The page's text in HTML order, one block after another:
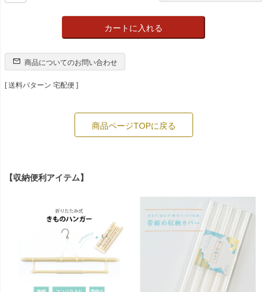
カートに入れる
商品についてのお問い合わせ
送料パターン 宅配便
商品ページTOPに戻る
【収納便利アイテム】